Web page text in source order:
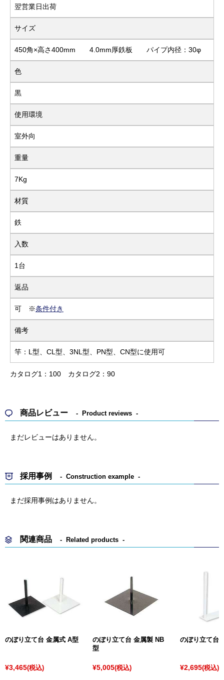
翌営業日出荷
サイズ
450角×高さ400mm 4.0mm厚鉄板 パイプ内径：30φ
色
黒
使用環境
室外向
重量
7Kg
材質
鉄
入数
1台
返品
可 ※条件付き
備考
竿：L型、CL型、3NL型、PN型、CN型に使用可
カタログ1：100 カタログ2：90
商品レビュー Product reviews
まだレビューはありません。
採用事例 Construction example
まだ採用事例はありません。
関連商品 Related products
のぼり立て台 金属式 A型
¥3,465(税込)
のぼり立て台 金属製 NB
型
¥5,005(税込)
のぼり立て台
¥2,695(税込)